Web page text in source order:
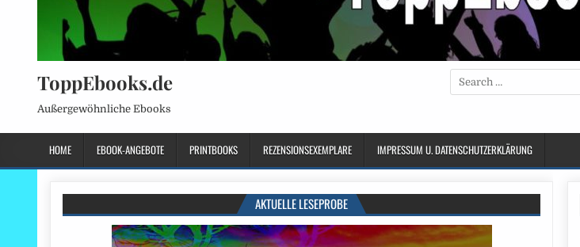
ToppEbooks.de
Außergewöhnliche Ebooks
Search
for:
HOME EBOOK-ANGEBOTE PRINTBOOKS REZENSIONSEXEMPLARE IMPRESSUM U. DATENSCHUTZERKLÄRUNG
AKTUELLE LESEPROBE